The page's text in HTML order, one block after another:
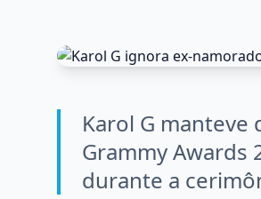
Karol G manteve
Grammy Awards
durante a